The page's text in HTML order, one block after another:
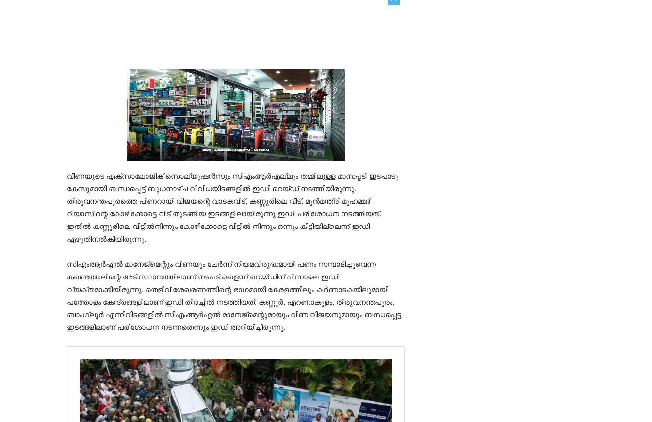
വീണയുടെ എക്‌സാലോജിക് സൊല്യൂഷന്‍സും സിഎംആര്‍എല്ലും തമ്മിലുള്ള മാസപ്പടി ഇടപാടു
കേസുമായി ബന്ധപ്പെട്ട് ബുധനാഴ്ച വിവിധയിടങ്ങളില്‍ ഇഡി റെയ്ഡ് നടത്തിയിരുന്നു.
തിരുവനന്തപുരത്തെ പിണറായി വിജയന്റെ വാടകവീട്, കണ്ണൂരിലെ വീട്, മുന്‍മന്ത്രി മുഹമ്മദ്
റിയാസിന്റെ കോഴിക്കോട്ടെ വീട് തുടങ്ങിയ ഇടങ്ങളിലായിരുന്നു ഇഡി പരിശോധന നടത്തിയത്.
ഇതില്‍ കണ്ണൂരിലെ വീട്ടില്‍നിന്നും കോഴിക്കോട്ടെ വീട്ടില്‍ നിന്നും ഒന്നും കിട്ടിയില്ലെന്ന് ഇഡി
എഴുതിനല്‍കിയിരുന്നു.
സിഎംആര്‍എല്‍ മാനേജ്‌മെന്റും വീണയും ചേര്‍ന്ന് നിയമവിരുദ്ധമായി പണം സമ്പാദിച്ചുവെന്ന
കണ്ടെത്തലിന്റെ അടിസ്ഥാനത്തിലാണ് നടപടികളെന്ന് റെയ്ഡിന് പിന്നാലെ ഇഡി
വ്യക്തമാക്കിയിരുന്നു. തെളിവ് ശേഖരണത്തിന്റെ ഭാഗമായി കേരളത്തിലും കര്‍ണാടകയിലുമായി
പത്തോളം കേന്ദ്രങ്ങളിലാണ് ഇഡി തിരച്ചില്‍ നടത്തിയത്. കണ്ണൂര്‍, എറണാകുളം, തിരുവനന്തപുരം,
ബാംഗ്ലൂര്‍ എന്നിവിടങ്ങളില്‍ സിഎംആര്‍എല്‍ മാനേജ്‌മെന്റുമായും വീണ വിജയനുമായും ബന്ധപ്പെട്ട
ഇടങ്ങളിലാണ് പരിശോധന നടന്നതെന്നും ഇഡി അറിയിച്ചിരുന്നു.